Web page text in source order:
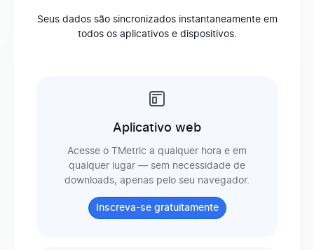
Permissões para rastreamento de tempo
Relatórios detalhados
Seus dados são sincronizados instantaneamente em
todos os aplicativos e dispositivos.
Aplicativo web
Acesse o TMetric a qualquer hora e em
qualquer lugar — sem necessidade de
downloads, apenas pelo seu navegador.
Inscreva-se gratuitamente